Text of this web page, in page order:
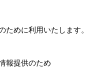
ために利用いたします。
報提供のため